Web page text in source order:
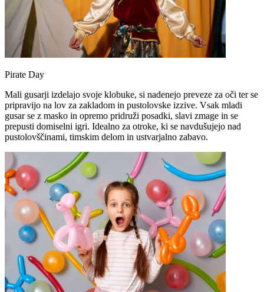
Pirate Day
Mali gusarji izdelajo svoje klobuke, si nadenejo preveze za oči ter se
pripravijo na lov za zakladom in pustolovske izzive. Vsak mladi
gusar se z masko in opremo pridruži posadki, slavi zmage in se
prepusti domiselni igri. Idealno za otroke, ki se navdušujejo nad
pustolovščinami, timskim delom in ustvarjalno zabavo.